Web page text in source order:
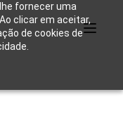
fornecer uma
clicar em aceitar,
de cookies de
такие